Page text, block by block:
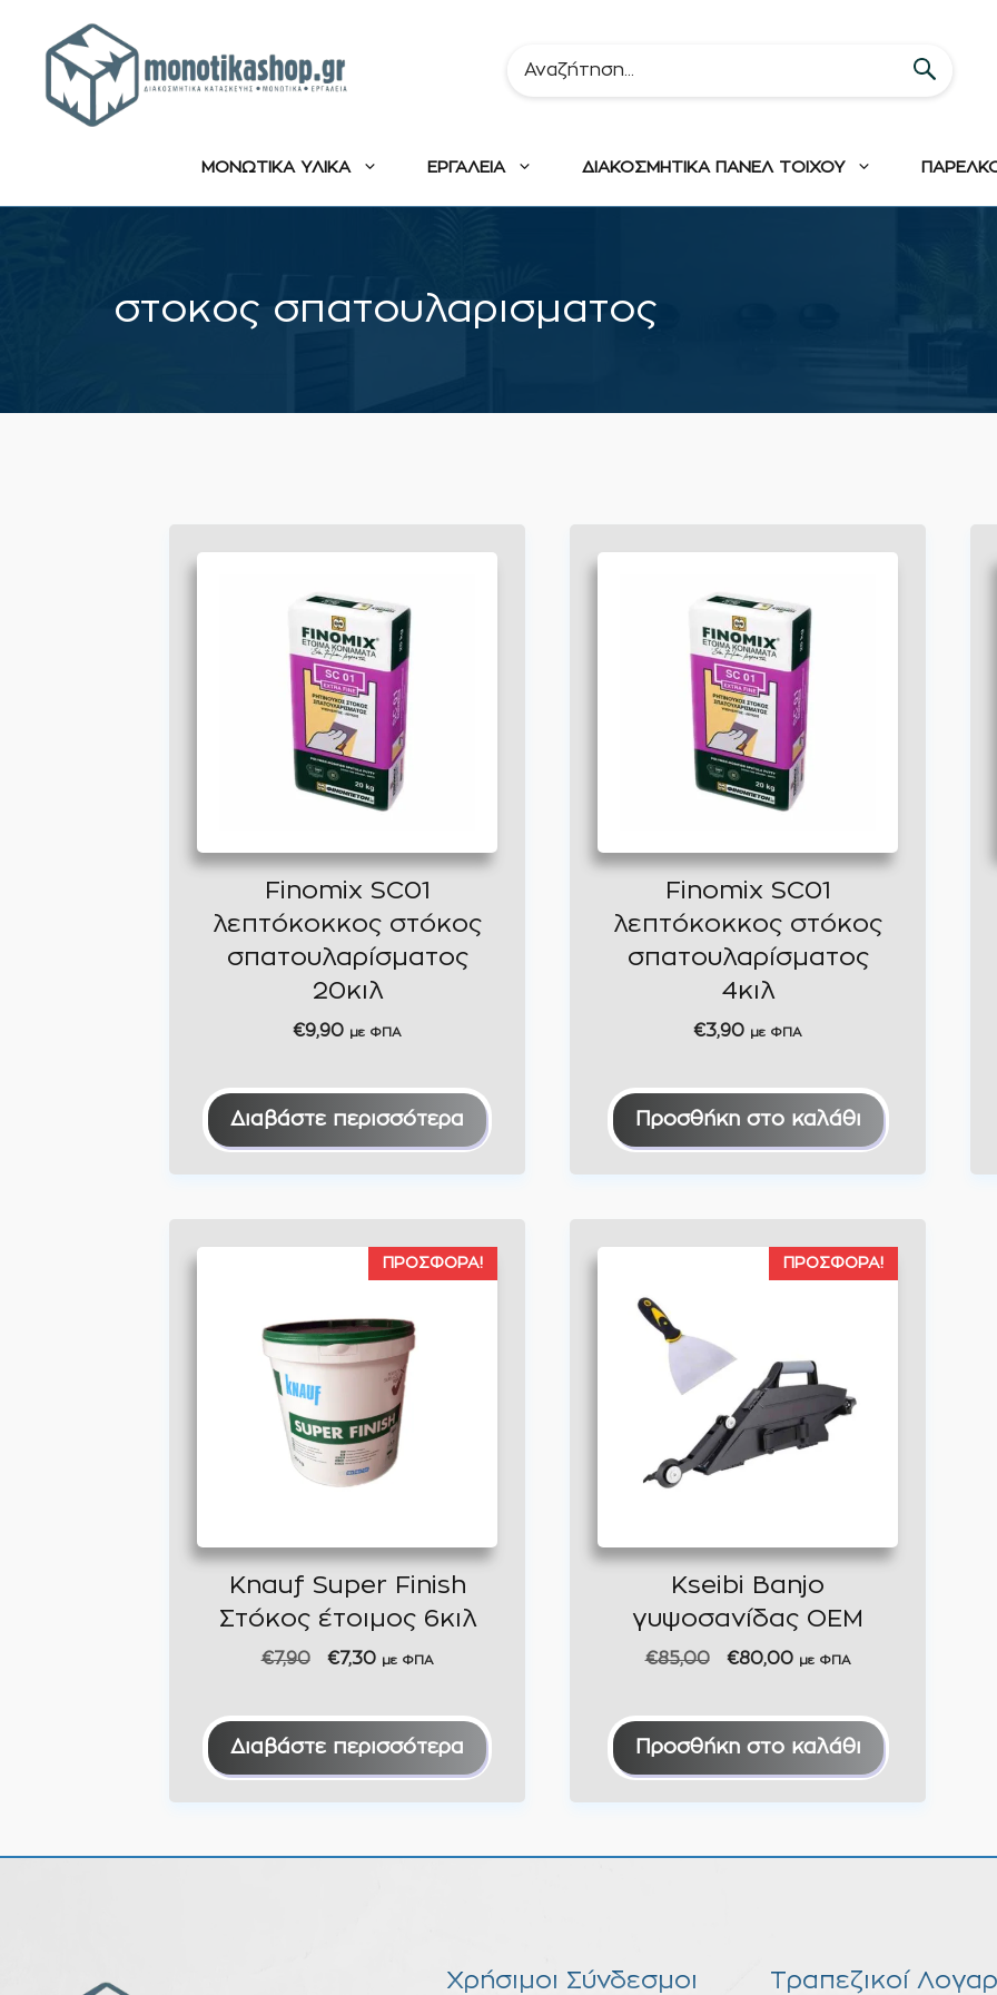
περιεχόμενο
ΜΟΝΩΤΙΚΑ ΥΛΙΚΑ ΕΡΓΑΛΕΙΑ ΔΙΑΚΟΣΜΗΤΙΚΑ ΠΑΝΕΛ ΤΟΙΧΟΥ
στοκος σπατουλαρισματος
Finomix SC01
λεπτόκοκκος στόκος
σπατουλαρίσματος
20κιλ
€9,90 με ΦΠΑ
Διαβάστε περισσότερα
Finomix SC01
λεπτόκοκκος στόκος
σπατουλαρίσματος
4κιλ
€3,90 με ΦΠΑ
Προσθήκη στο καλάθι
ΠΡΟΣΦΟΡΆ!
Knauf Super Finish
Στόκος έτοιμος 6κιλ
€7,90
Original
€7,90.
€7,30Η
είναι:
με ΦΠΑ
Διαβάστε περισσότερα
ΠΡΟΣΦΟΡΆ!
Kseibi Banjo
γυψοσανίδας ΟΕΜ
€85,00
Original
€85,00.
€80,00Η
είναι:
με ΦΠΑ
Προσθήκη στο καλάθι
Χρήσιμοι Σύνδεσμοι Τραπεζικοί